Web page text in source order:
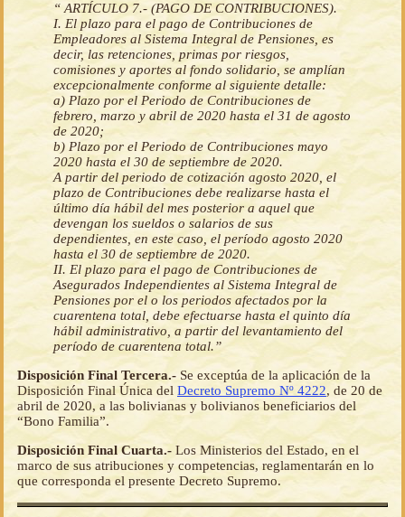
“ ARTÍCULO 7.- (PAGO DE CONTRIBUCIONES).
I. El plazo para el pago de Contribuciones de
Empleadores al Sistema Integral de Pensiones, es
decir, las retenciones, primas por riesgos,
comisiones y aportes al fondo solidario, se amplían
excepcionalmente conforme al siguiente detalle:
a) Plazo por el Periodo de Contribuciones de
febrero, marzo y abril de 2020 hasta el 31 de agosto
de 2020;
b) Plazo por el Periodo de Contribuciones mayo
2020 hasta el 30 de septiembre de 2020.
A partir del periodo de cotización agosto 2020, el
plazo de Contribuciones debe realizarse hasta el
último día hábil del mes posterior a aquel que
devengan los sueldos o salarios de sus
dependientes, en este caso, el período agosto 2020
hasta el 30 de septiembre de 2020.
II. El plazo para el pago de Contribuciones de
Asegurados Independientes al Sistema Integral de
Pensiones por el o los periodos afectados por la
cuarentena total, debe efectuarse hasta el quinto día
hábil administrativo, a partir del levantamiento del
período de cuarentena total.”
Disposición Final Tercera.- Se exceptúa de la aplicación de la
Disposición Final Única del Decreto Supremo Nº 4222, de 20 de
abril de 2020, a las bolivianas y bolivianos beneficiarios del
“Bono Familia”.
Disposición Final Cuarta.- Los Ministerios del Estado, en el
marco de sus atribuciones y competencias, reglamentarán en lo
que corresponda el presente Decreto Supremo.